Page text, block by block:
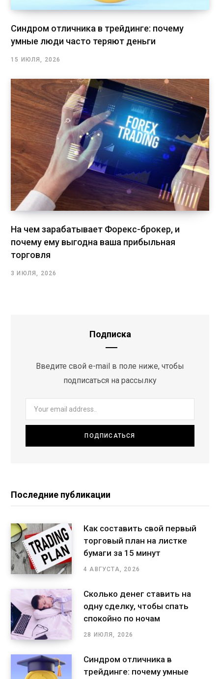
Синдром отличника в трейдинге: почему
умные люди часто теряют деньги
15 ИЮЛЯ, 2026
На чем зарабатывает Форекс-брокер, и
почему ему выгодна ваша прибыльная
торговля
3 ИЮЛЯ, 2026
Подписка
Введите свой e-mail в поле ниже, чтобы
подписаться на рассылку
Последние публикации
Как составить свой первый
торговый план на листке
бумаги за 15 минут
4 АВГУСТА, 2026
Сколько денег ставить на
одну сделку, чтобы спать
спокойно по ночам
28 ИЮЛЯ, 2026
Синдром отличника в
трейдинге: почему умные